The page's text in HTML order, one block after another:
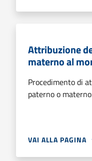
Attribuzione
materno al
Procedimento di
paterno o
VAI ALLA PAGINA